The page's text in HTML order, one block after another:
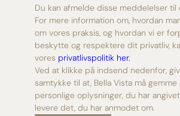
Du kan afmelde disse meddelelser til
For mere information om, hvordan
om vores praksis, og hvordan vi er
beskytte og respektere dit privatliv,
vores privatlivspolitik her.
Ved at klikke på indsend nedenfor,
samtykke til at, Bella Vista må
personlige oplysninger, du har
levere det, du har anmodet om.